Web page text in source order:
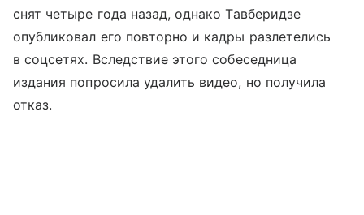
снят четыре года назад, однако Тавберидзе
опубликовал его повторно и кадры разлетелись
в соцсетях. Вследствие этого собеседница
издания попросила удалить видео, но получила
отказ.